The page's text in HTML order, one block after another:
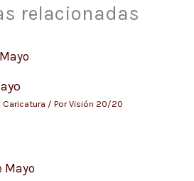
relacionadas
Caricatura / PorVisión 20/20